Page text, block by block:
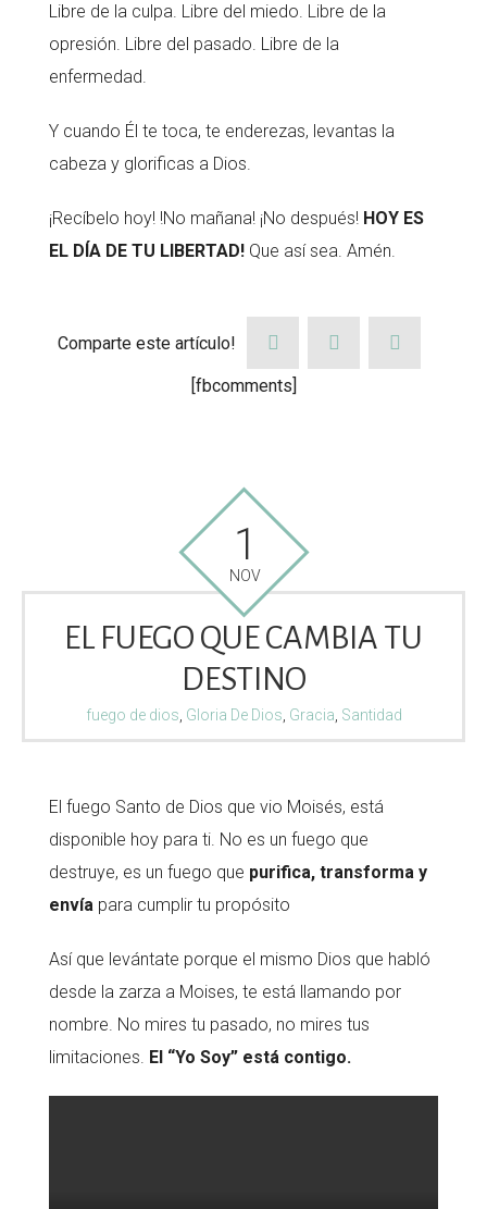
Libre de la culpa. Libre del miedo. Libre de la
opresión. Libre del pasado. Libre de la
enfermedad.
Y cuando Él te toca, te enderezas, levantas la
cabeza y glorificas a Dios.
¡Recíbelo hoy! !No mañana! ¡No después! HOY ES
EL DÍA DE TU LIBERTAD! Que así sea. Amén.
Comparte este artículo!
[fbcomments]
1
NOV
EL FUEGO QUE CAMBIA TU
DESTINO
fuego de dios Gloria De Dios Gracia Santidad
El fuego Santo de Dios que vio Moisés, está
disponible hoy para ti. No es un fuego que
destruye, es un fuego que purifica, transforma y
envía para cumplir tu propósito
Así que levántate porque el mismo Dios que habló
desde la zarza a Moises, te está llamando por
nombre. No mires tu pasado, no mires tus
limitaciones. El “Yo Soy” está contigo.